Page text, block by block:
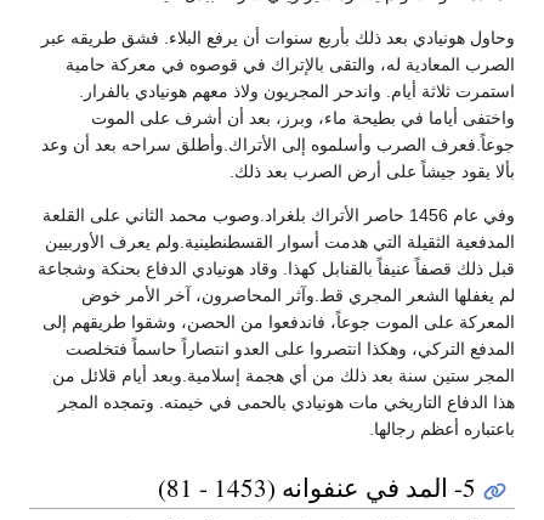
وحاول هونيادي بعد ذلك بأربع سنوات أن يرفع البلاء. فشق طريقه عبر
الصرب المعادية له، والتقى بالإتراك في قوصوه في معركة حامية
استمرت ثلاثة أيام. واندحر المجريون ولاذ معهم هونيادي بالفرار.
واختفى أياما في بطيحة ماء، وبرز، بعد أن أشرف على الموت
جوعاً.فعرف الصرب وأسلموه إلى الأتراك.وأطلق سراحه بعد أن وعد
بألا يقود جيشاً على أرض الصرب بعد ذلك.
وفي عام 1456 حاصر الأتراك بلغراد.وصوب محمد الثاني على القلعة
المدفعية الثقيلة التي هدمت أسوار القسطنطينية.ولم يعرف الأوربيين
قبل ذلك قصفاً عنيفاً بالقنابل كهذا. وقاد هونيادي الدفاع بحنكة وشجاعة
لم يغفلها الشعر المجري قط.وآثر المحاصرون، آخر الأمر خوض
المعركة على الموت جوعاً، فاندفعوا من الحصن، وشقوا طريقهم إلى
المدفع التركي، وهكذا انتصروا على العدو انتصاراً حاسماً فتخلصت
المجر ستين سنة بعد ذلك من أي هجمة إسلامية.وبعد أيام قلائل من
هذا الدفاع التاريخي مات هونيادي بالحمى في خيمته. وتمجده المجر
باعتباره أعظم رجالها.
5- المد في عنفوانه (1453 - 81)